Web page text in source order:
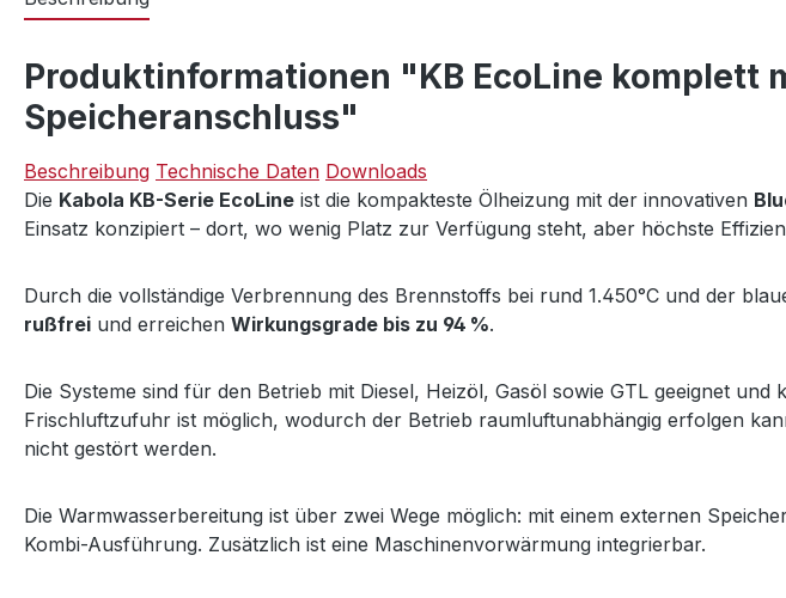
Produktinformationen "KB EcoLine komplett
Speicheranschluss"
Beschreibung Technische Daten Downloads
Die Kabola KB-Serie EcoLine ist die kompakteste Ölheizung mit der innovativen
Einsatz konzipiert – dort, wo wenig Platz zur Verfügung steht, aber höchste
Durch die vollständige Verbrennung des Brennstoffs bei rund 1.450°C und der
rußfrei und erreichen Wirkungsgrade bis zu 94 %.
Die Systeme sind für den Betrieb mit Diesel, Heizöl, Gasöl sowie GTL geeignet
Frischluftzufuhr ist möglich, wodurch der Betrieb raumluftunabhängig erfolgen
nicht gestört werden.
Die Warmwasserbereitung ist über zwei Wege möglich: mit einem externen
Kombi-Ausführung. Zusätzlich ist eine Maschinenvorwärmung integrierbar.